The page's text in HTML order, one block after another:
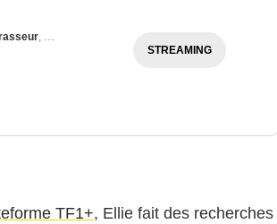
, Julie Debazac
STREAMING
TF1+, Ellie fait des recherches